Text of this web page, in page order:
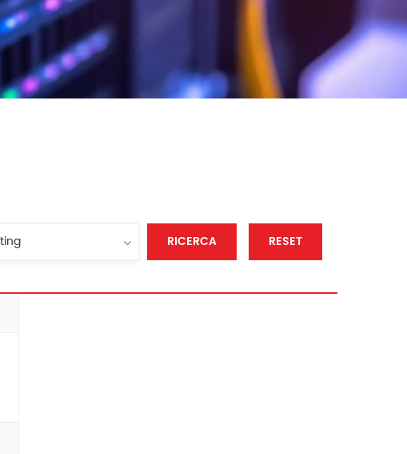
RICERCA RESET